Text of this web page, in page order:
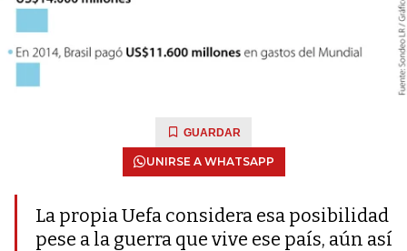
GUARDAR
UNIRSE A WHATSAPP
La propia Uefa considera esa posibilidad
pese a la guerra que vive ese país, aún así